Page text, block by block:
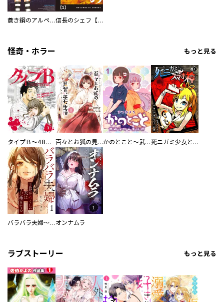
蒼き鋼のアルペジオ 信長のシェフ【単話版】
怪奇・ホラー もっと見る
タイプＢ～48時間後、致死率100％～【単話】 百々とお狐の見習い巫女生活【単行本版】 かのとこと～武蔵花町怪話譚～ 【連載版】 死ニガミ少女とスマホ神
バラバラ夫婦～手足をなくした夫はまだ生きてる オンナムラ
ラブストーリー もっと見る